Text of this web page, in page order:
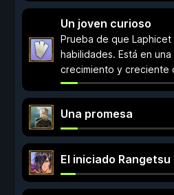
Un joven curioso
Prueba de que
habilidades. Está en
crecimiento y creciente
Una promesa
El iniciado Rangetsu